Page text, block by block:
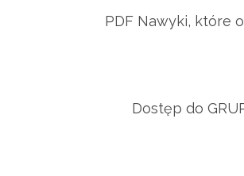
PDF Nawyki, które
Dostęp do